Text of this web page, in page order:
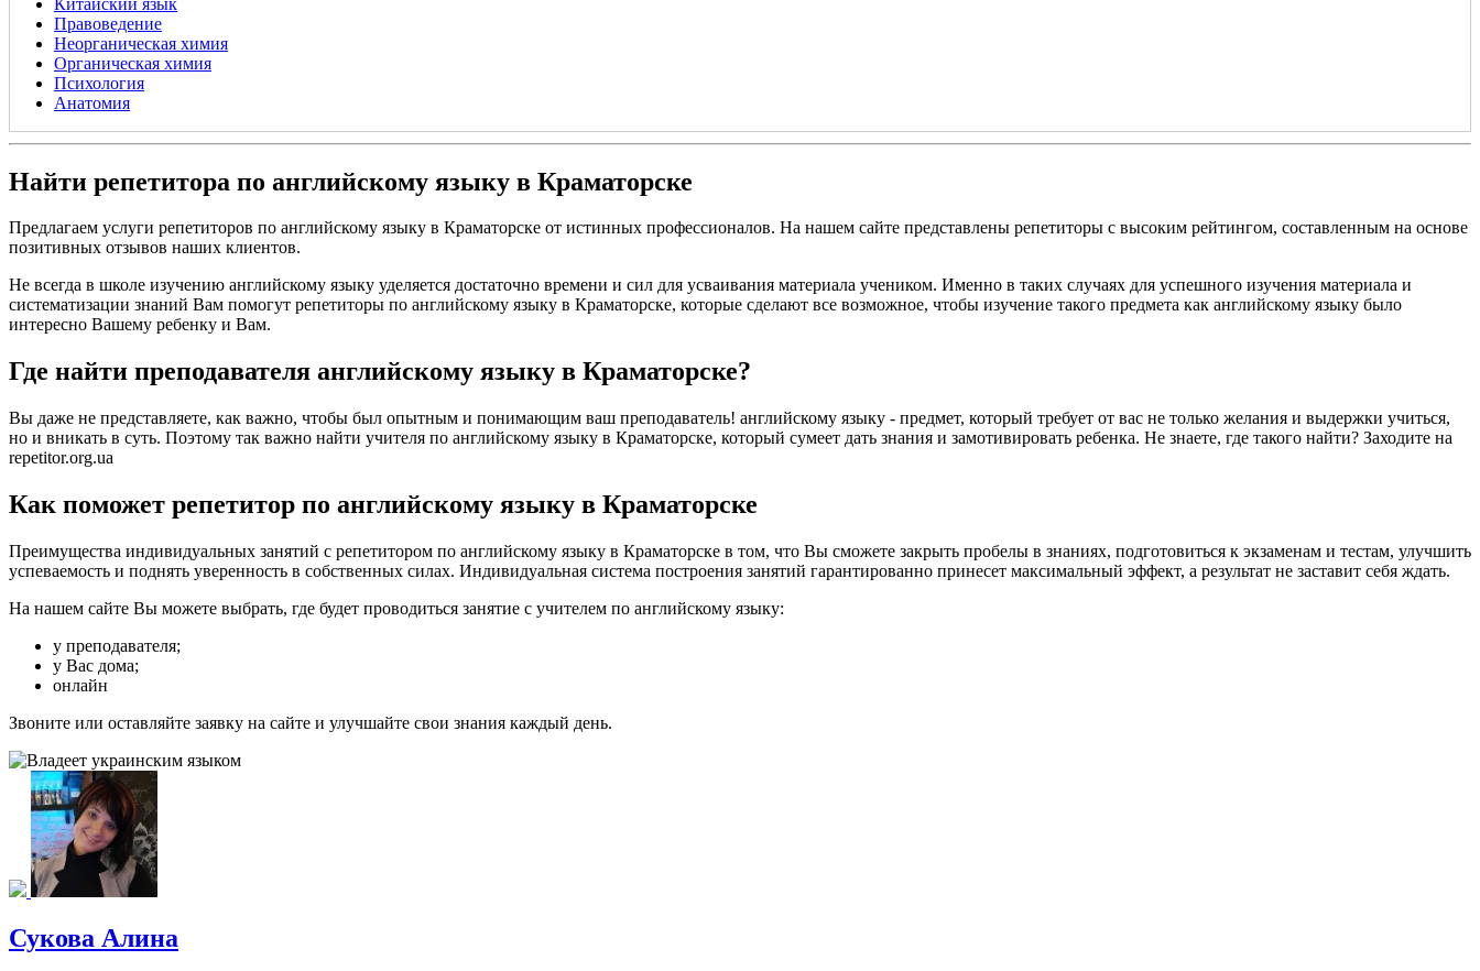
Правоведение
Неорганическая химия
Органическая химия
Психология
Анатомия
Найти репетитора по английскому языку в Краматорске
Предлагаем услуги репетиторов по английскому языку в Краматорске от истинных профессионалов. На нашем сайте представлены репетиторы с высоким рейтингом, составленным на основе
позитивных отзывов наших клиентов.
Не всегда в школе изучению английскому языку уделяется достаточно времени и сил для усваивания материала учеником. Именно в таких случаях для успешного изучения материала и
систематизации знаний Вам помогут репетиторы по английскому языку в Краматорске, которые сделают все возможное, чтобы изучение такого предмета как английскому языку было
интересно Вашему ребенку и Вам.
Где найти преподавателя английскому языку в Краматорске?
Вы даже не представляете, как важно, чтобы был опытным и понимающим ваш преподаватель! английскому языку - предмет, который требует от вас не только желания и выдержки учиться,
но и вникать в суть. Поэтому так важно найти учителя по английскому языку в Краматорске, который сумеет дать знания и замотивировать ребенка. Не знаете, где такого найти? Заходите на
repetitor.org.ua
Как поможет репетитор по английскому языку в Краматорске
Преимущества индивидуальных занятий с репетитором по английскому языку в Краматорске в том, что Вы сможете закрыть пробелы в знаниях, подготовиться к экзаменам и тестам, улучшить
успеваемость и поднять уверенность в собственных силах. Индивидуальная система построения занятий гарантированно принесет максимальный эффект, а результат не заставит себя ждать.
На нашем сайте Вы можете выбрать, где будет проводиться занятие с учителем по английскому языку:
у преподавателя;
у Вас дома;
онлайн
Звоните или оставляйте заявку на сайте и улучшайте свои знания каждый день.
Сукова Алина